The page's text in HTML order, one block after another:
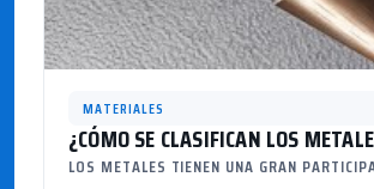
MATERIALES
¿CÓMO SE CLASIFICAN LOS
LOS METALES TIENEN UNA GRAN